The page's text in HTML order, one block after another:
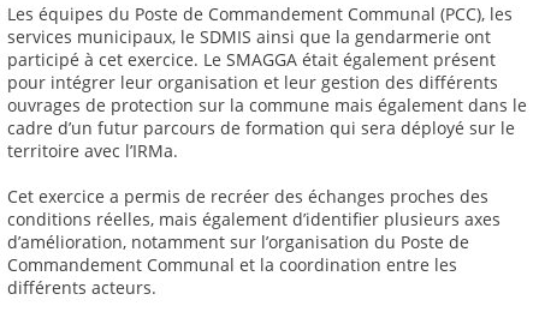
Les équipes du Poste de Commandement Communal (PCC), les
services municipaux, le SDMIS ainsi que la gendarmerie ont
participé à cet exercice. Le SMAGGA était également présent
pour intégrer leur organisation et leur gestion des différents
ouvrages de protection sur la commune mais également dans le
cadre d’un futur parcours de formation qui sera déployé sur le
territoire avec l’IRMa.
Cet exercice a permis de recréer des échanges proches des
conditions réelles, mais également d’identifier plusieurs axes
d’amélioration, notamment sur l’organisation du Poste de
Commandement Communal et la coordination entre les
différents acteurs.